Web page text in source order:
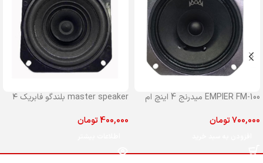
EMPIER FM-100 میدرنج 4 اینچ ام
700,000تومان
master speaker بلندگو فابریک ۴
400,000تومان